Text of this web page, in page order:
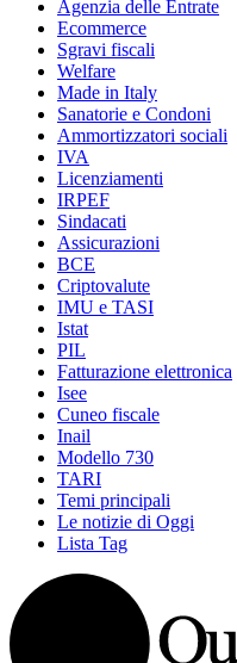
Agenzia delle Entrate
Ecommerce
Sgravi fiscali
Welfare
Made in Italy
Sanatorie e Condoni
Ammortizzatori sociali
IVA
Licenziamenti
IRPEF
Sindacati
Assicurazioni
BCE
Criptovalute
IMU e TASI
Istat
PIL
Fatturazione elettronica
Isee
Cuneo fiscale
Inail
Modello 730
TARI
Temi principali
Le notizie di Oggi
Lista Tag